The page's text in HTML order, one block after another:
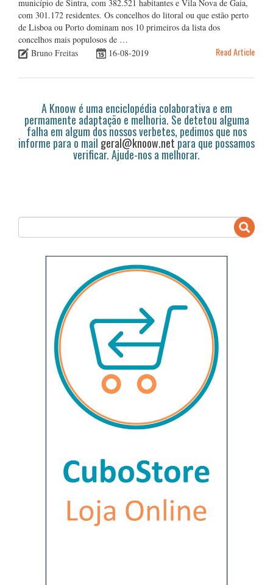
município de Sintra, com 382.521 habitantes e Vila Nova de Gaia,
com 301.172 residentes. Os concelhos do litoral ou que estão perto
de Lisboa ou Porto dominam nos 10 primeiros da lista dos
concelhos mais populosos de …
Bruno Freitas
16-08-2019 Read Article
A Knoow é uma enciclopédia colaborativa e em
permamente adaptação e melhoria. Se detetou alguma
falha em algum dos nossos verbetes, pedimos que nos
informe para o mail geral@knoow.netpara que possamos
verificar. Ajude-nos a melhorar.